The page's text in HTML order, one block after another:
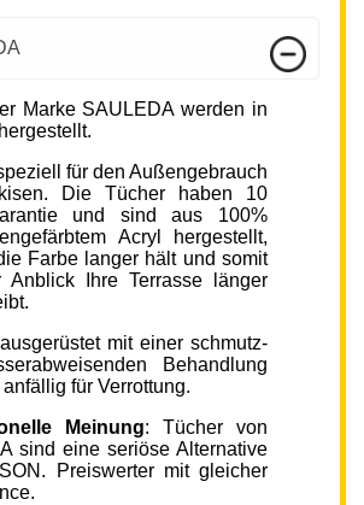
Marke SAULEDA werden in
für den Außengebrauch
Die Tücher haben 10
und sind aus 100%
Acryl hergestellt,
Farbe langer hält und somit
Anblick Ihre Terrasse länger
mit einer schmutz-
Behandlung
für Verrottung.
Meinung: Tücher von
sind eine seriöse Alternative
Preiswerter mit gleicher